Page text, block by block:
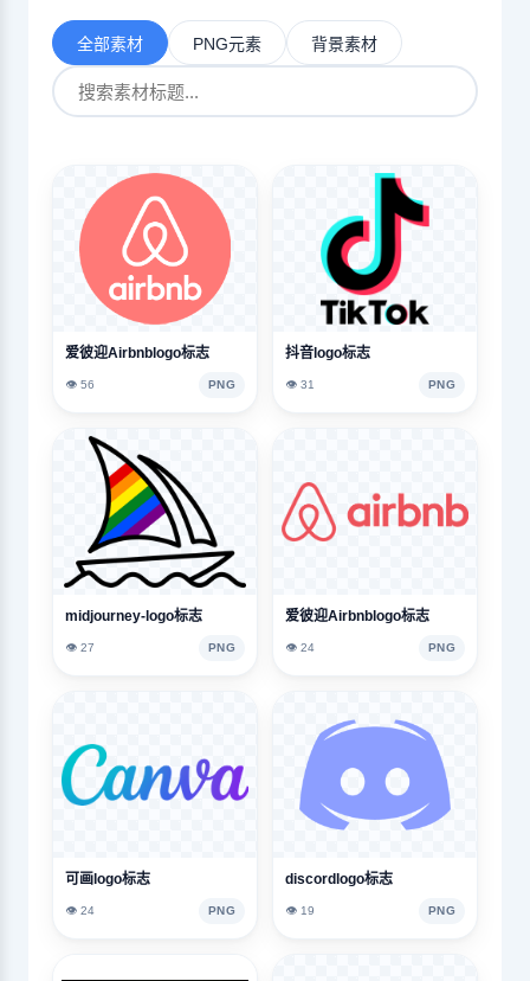
全部素材 PNG元素 背景素材
爱彼迎Airbnblogo标志
👁️ 56 PNG
抖音logo标志
👁️ 31 PNG
midjourney-logo标志
👁️ 27 PNG
爱彼迎Airbnblogo标志
👁️ 24 PNG
可画logo标志
👁️ 24 PNG
discordlogo标志
👁️ 19 PNG